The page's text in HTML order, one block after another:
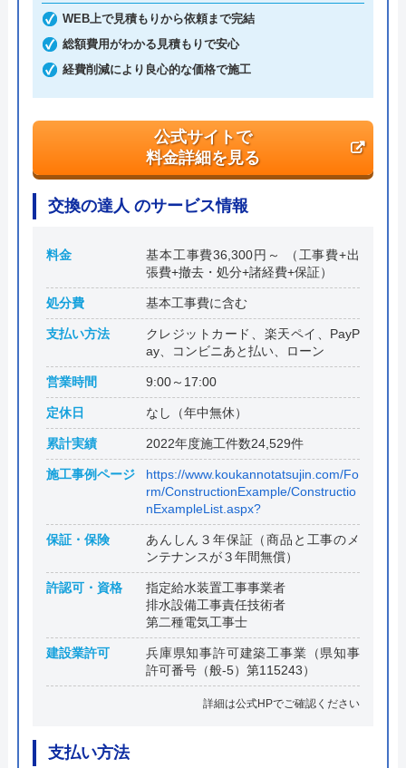
創業・設立 ―
本社所在地
〒651-2111
兵庫県神戸市西区池上4丁目29-2
WEB上で見積もりから依頼まで完結
総額費用がわかる見積もりで安心
経費削減により良心的な価格で施工
公式サイトで
料金詳細を見る
交換の達人 のサービス情報
料金
基本工事費36,300円～ （工事費+出
張費+撤去・処分+諸経費+保証）
処分費 基本工事費に含む
支払い方法
クレジットカード、楽天ペイ、PayP
ay、コンビニあと払い、ローン
営業時間 9:00～17:00
定休日 なし（年中無休）
累計実績 2022年度施工件数24,529件
施工事例ページ
https://www.koukannotatsujin.com/Fo
rm/ConstructionExample/Constructio
nExampleList.aspx?
保証・保険
あんしん３年保証（商品と工事のメ
ンテナンスが３年間無償）
許認可・資格
指定給水装置工事事業者
排水設備工事責任技術者
第二種電気工事士
建設業許可
兵庫県知事許可建築工事業（県知事
許可番号（般-5）第115243）
詳細は公式HPでご確認ください
支払い方法